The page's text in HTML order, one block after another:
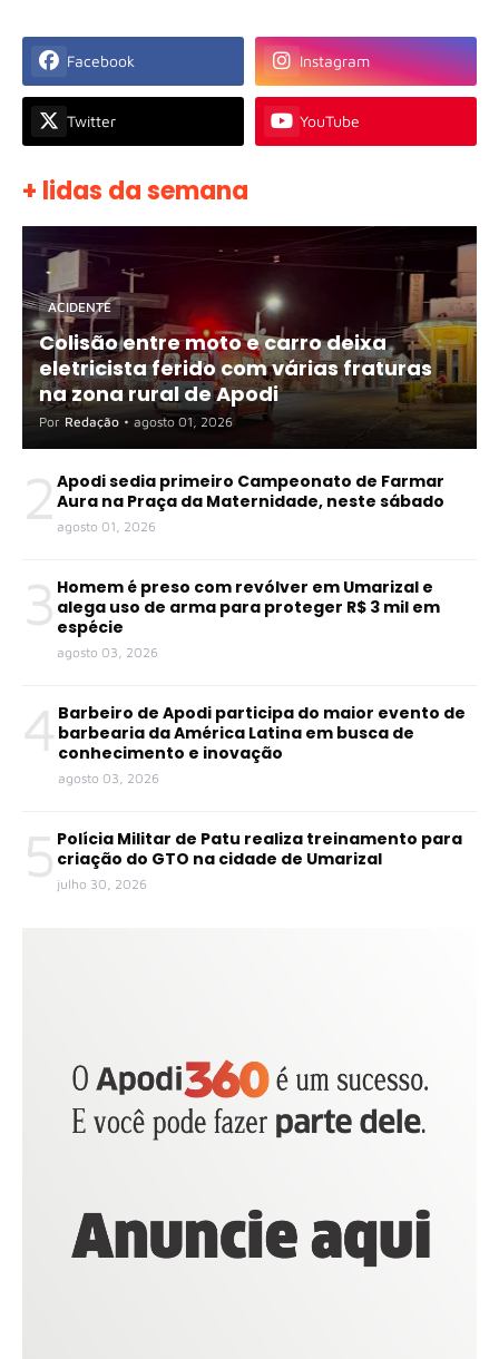
Facebook Instagram
Twitter YouTube
+ lidas da semana
ACIDENTE
Colisão entre moto e carro deixa
eletricista ferido com várias fraturas
na zona rural de Apodi
Por Redação • agosto 01, 2026
2 Apodi sedia primeiro Campeonato de Farmar
Aura na Praça da Maternidade, neste sábado
agosto 01, 2026
3 Homem é preso com revólver em Umarizal e
alega uso de arma para proteger R$ 3 mil em
espécie
agosto 03, 2026
4 Barbeiro de Apodi participa do maior evento de
barbearia da América Latina em busca de
conhecimento e inovação
agosto 03, 2026
5 Polícia Militar de Patu realiza treinamento para
criação do GTO na cidade de Umarizal
julho 30, 2026